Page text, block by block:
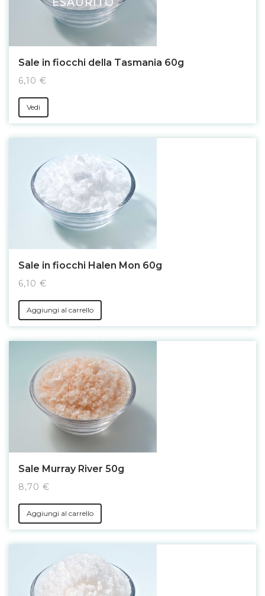
ESAURITO
Sale in fiocchi della Tasmania 60g
6,10 €
Vedi
Sale in fiocchi Halen Mon 60g
6,10 €
Aggiungi al carrello
Sale Murray River 50g
8,70 €
Aggiungi al carrello